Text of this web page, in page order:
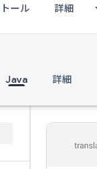
ール 詳細
Java 詳細